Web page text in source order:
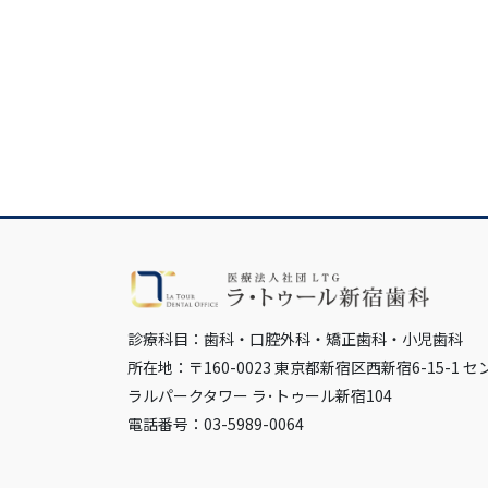
診療科目：歯科・口腔外科・矯正歯科・小児歯科
所在地：〒160-0023 東京都新宿区西新宿6-15-1 セ
ラルパークタワー ラ･トゥール新宿104
電話番号：03-5989-0064